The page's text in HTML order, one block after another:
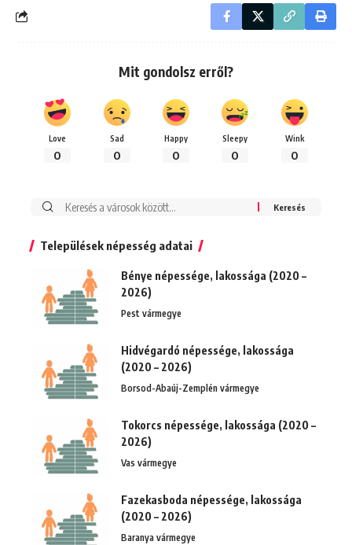
Mit gondolsz erről?
Love
0
Sad
0
Happy
0
Sleepy
0
Wink
0
Keresés:
Települések népesség adatai
Bénye népessége, lakossága (2020 –
2026)
Pest vármegye
Hidvégardó népessége, lakossága
(2020 – 2026)
Borsod-Abaúj-Zemplén vármegye
Tokorcs népessége, lakossága (2020 –
2026)
Vas vármegye
Fazekasboda népessége, lakossága
(2020 – 2026)
Baranya vármegye